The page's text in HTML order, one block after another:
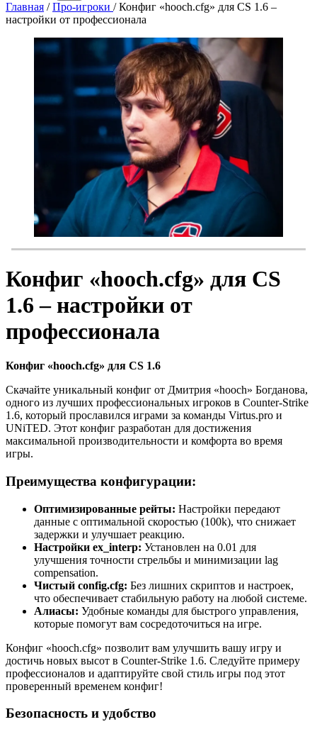
Главная / Про-игроки / Конфиг «hooch.cfg» для CS 1.6 –
настройки от профессионала
Конфиг «hooch.cfg» для CS
1.6 – настройки от
профессионала
Конфиг «hooch.cfg» для CS 1.6
Скачайте уникальный конфиг от Дмитрия «hooch» Богданова,
одного из лучших профессиональных игроков в Counter-Strike
1.6, который прославился играми за команды Virtus.pro и
UNiTED. Этот конфиг разработан для достижения
максимальной производительности и комфорта во время
игры.
Преимущества конфигурации:
Оптимизированные рейты: Настройки передают
данные с оптимальной скоростью (100k), что снижает
задержки и улучшает реакцию.
Настройки ex_interp: Установлен на 0.01 для
улучшения точности стрельбы и минимизации lag
compensation.
Чистый config.cfg: Без лишних скриптов и настроек,
что обеспечивает стабильную работу на любой системе.
Алиасы: Удобные команды для быстрого управления,
которые помогут вам сосредоточиться на игре.
Конфиг «hooch.cfg» позволит вам улучшить вашу игру и
достичь новых высот в Counter-Strike 1.6. Следуйте примеру
профессионалов и адаптируйте свой стиль игры под этот
проверенный временем конфиг!
Безопасность и удобство